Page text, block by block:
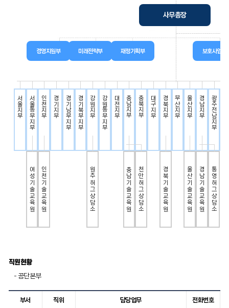
사무총장
경영지원부 미래전략부 재정기획부 보호사업부
서울지부 서울동부지부
여성기술교육원
인천지부
인천기술교육원
경기지부 경기남부지부경기북부지부 강원지부
원주허그상담소
강원동부지부 대전지부 충남지부
충남기술교육원
충북지부
천안허그상담소
대구지부 경북지부
경북기술교육원
부산지부 울산지부
울산기술교육원
경남지부
경남기술교육원
광주전남지부
통영허그상담소
직원현황
- 공단본부
부서 직위 담당업무 전화번호